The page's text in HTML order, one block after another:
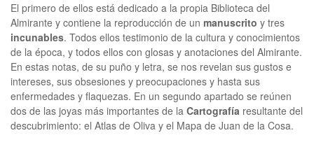
El primero de ellos está dedicado a la propia Biblioteca del
Almirante y contiene la reproducción de un manuscrito y tres
incunables. Todos ellos testimonio de la cultura y conocimientos
de la época, y todos ellos con glosas y anotaciones del Almirante.
En estas notas, de su puño y letra, se nos revelan sus gustos e
intereses, sus obsesiones y preocupaciones y hasta sus
enfermedades y flaquezas. En un segundo apartado se reúnen
dos de las joyas más importantes de la Cartografía resultante del
descubrimiento: el Atlas de Oliva y el Mapa de Juan de la Cosa.